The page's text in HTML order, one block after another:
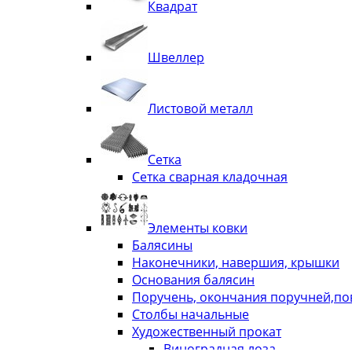
Квадрат
Швеллер
Листовой металл
Сетка
Сетка сварная кладочная
Элементы ковки
Балясины
Наконечники, навершия, крышки
Основания балясин
Поручень, окончания
Столбы начальные
Художественный прокат